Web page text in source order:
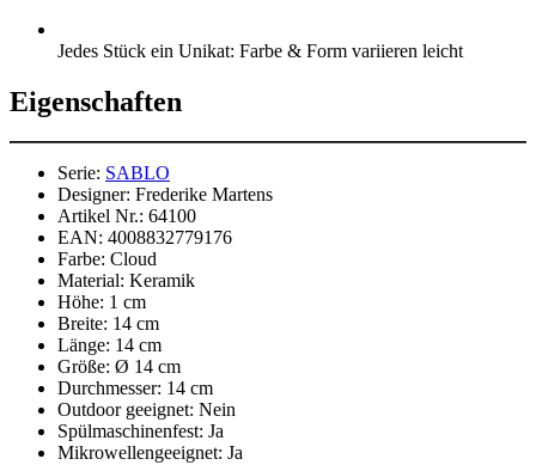
Jedes Stück ein Unikat: Farbe & Form variieren leicht
Eigenschaften
Serie: SABLO
Designer: Frederike Martens
Artikel Nr.: 64100
EAN: 4008832779176
Farbe: Cloud
Material: Keramik
Höhe: 1 cm
Breite: 14 cm
Länge: 14 cm
Größe: Ø 14 cm
Durchmesser: 14 cm
Outdoor geeignet: Nein
Spülmaschinenfest: Ja
Mikrowellengeeignet: Ja